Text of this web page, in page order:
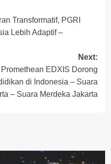
Transformatif, PGRI
Lebih Adaptif –
Next:
EDXIS Dorong
di Indonesia – Suara
– Suara Merdeka Jakarta